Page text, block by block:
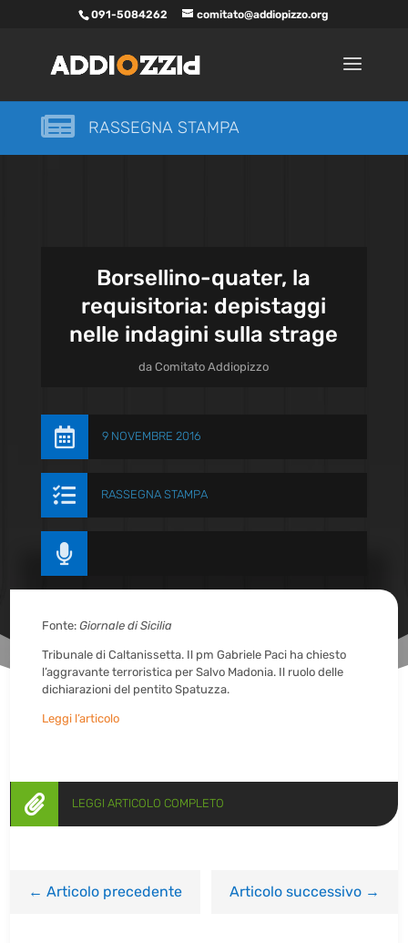
091-5084262 comitato@addiopizzo.org
 RASSEGNA STAMPA
Borsellino-quater, la
requisitoria: depistaggi
nelle indagini sulla strage
daComitato Addiopizzo
 9 NOVEMBRE 2016
 RASSEGNA STAMPA

Fonte:Giornale di Sicilia
Tribunale di Caltanissetta. Il pm Gabriele Paci ha chiesto
l’aggravante terroristica per Salvo Madonia. Il ruolo delle
dichiarazioni del pentito Spatuzza.
Leggi l’articolo
 LEGGI ARTICOLO COMPLETO
←Articolo precedente Articolo successivo→